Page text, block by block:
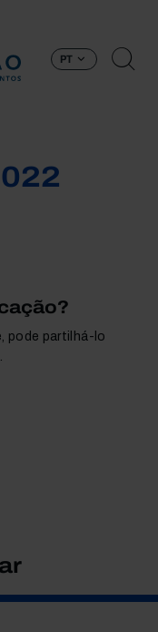
PT
pode partilhá-lo